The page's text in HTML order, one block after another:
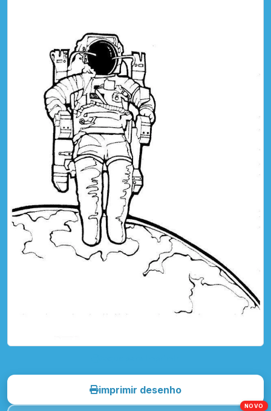
imprimir desenho
NOVO